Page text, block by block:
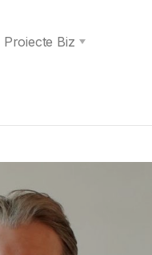
Proiecte Biz